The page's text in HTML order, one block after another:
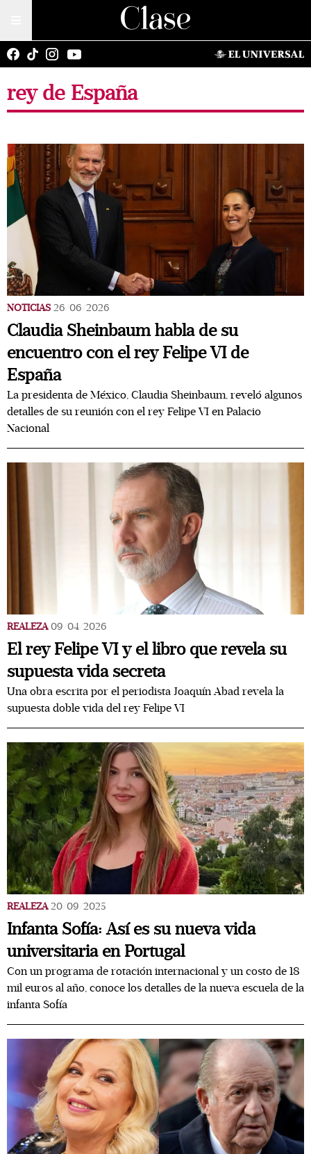
rey de España
NOTICIAS 26/06/2026
Claudia Sheinbaum habla de su
encuentro con el rey Felipe VI de
España
La presidenta de México, Claudia Sheinbaum, reveló algunos
detalles de su reunión con el rey Felipe VI en Palacio
Nacional
REALEZA 09/04/2026
El rey Felipe VI y el libro que revela su
supuesta vida secreta
Una obra escrita por el periodista Joaquín Abad revela la
supuesta doble vida del rey Felipe VI
REALEZA 20/09/2025
Infanta Sofía: Así es su nueva vida
universitaria en Portugal
Con un programa de rotación internacional y un costo de 18
mil euros al año, conoce los detalles de la nueva escuela de la
infanta Sofía